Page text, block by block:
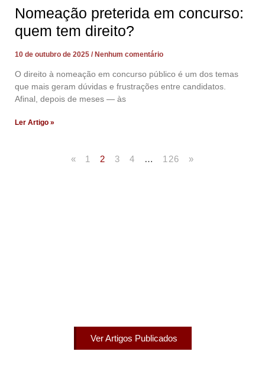
Nomeação preterida em concurso:
quem tem direito?
10 de outubro de 2025 Nenhum comentário
O direito à nomeação em concurso público é um dos temas
que mais geram dúvidas e frustrações entre candidatos.
Afinal, depois de meses — às
Ler Artigo »
« 1 2 3 4 … 126 »
Ver Artigos Publicados